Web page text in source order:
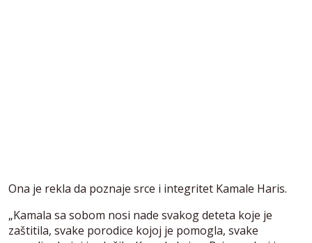
Ona je rekla da poznaje srce i integritet Kamale Haris.
„Kamala sa sobom nosi nade svakog deteta koje je
zaštitila, svake porodice kojoj je pomogla, svake